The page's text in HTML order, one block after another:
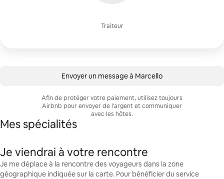
Traiteur
Envoyer un message à Marcello
Afin de protéger votre paiement, utilisez toujours
Airbnb pour envoyer de l'argent et communiquer
avec les hôtes.
Mes spécialités
Je viendrai à votre rencontre
Je me déplace à la rencontre des voyageurs dans la zone
géographique indiquée sur la carte. Pour bénéficier du service